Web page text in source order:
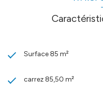
Surface 85 m²
carrez 85,50 m²